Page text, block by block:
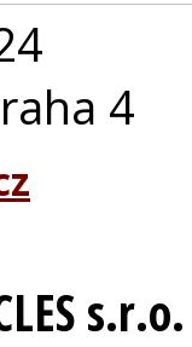
4
s.r.o.